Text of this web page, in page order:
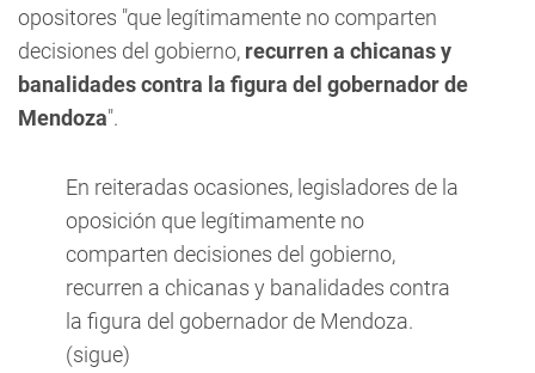
opositores "que legítimamente no comparten
decisiones del gobierno, recurren a chicanas y
banalidades contra la figura del gobernador de
Mendoza".
En reiteradas ocasiones, legisladores de la
oposición que legítimamente no
comparten decisiones del gobierno,
recurren a chicanas y banalidades contra
la figura del gobernador de Mendoza.
(sigue)